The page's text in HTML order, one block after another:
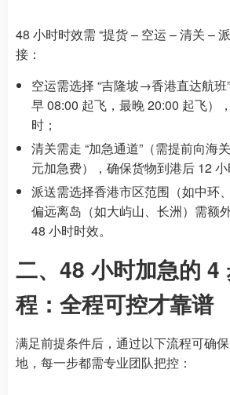
48 小时时效需 “提货 – 空运 – 清关 –
接：
空运需选择 “吉隆坡→香港直达航班
早 08:00 起飞，最晚 20:00 起飞）
时；
清关需走 “加急通道”（需提前向海
元加急费），确保货物到港后 12 小
派送需选择香港市区范围（如中环
偏远离岛（如大屿山、长洲）需额
48 小时时效。
二、48 小时加急的 4
程：全程可控才靠谱
满足前提条件后，通过以下流程可确
地，每一步都需专业团队把控：